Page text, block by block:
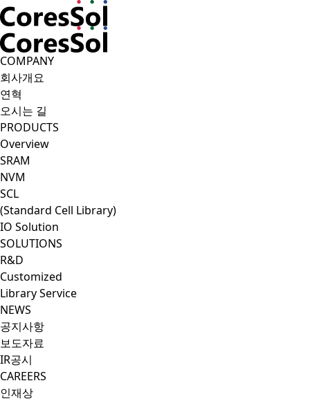
CoresSol
COMPANY
회사개요
연혁
오시는 길
PRODUCTS
Overview
SRAM
NVM
SCL
(Standard Cell Library)
IO Solution
SOLUTIONS
R&D
Customized
Library Service
NEWS
공지사항
보도자료
IR공시
CAREERS
인재상